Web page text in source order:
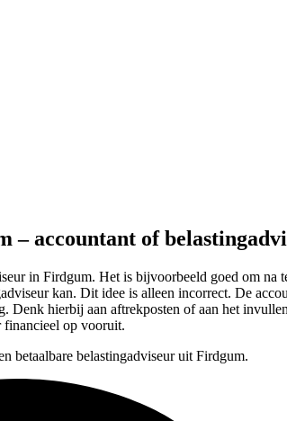
– accountant of
in Firdgum. Het is bijvoorbeeld goed om na
kan. Dit idee is alleen incorrect. De
Denk hierbij aan aftrekposten of aan het
financieel op vooruit.
betaalbare belastingadviseur uit Firdgum.